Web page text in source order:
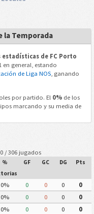
la Temporada
de FC Porto
general, estando
de Liga NOS, ganando
por partido. El 0%de los
marcando y su media de
/ 306 jugados
%
GF GC DG Pts
0% 0 0 0
0
0% 0 0 0
0
0% 0 0 0
0